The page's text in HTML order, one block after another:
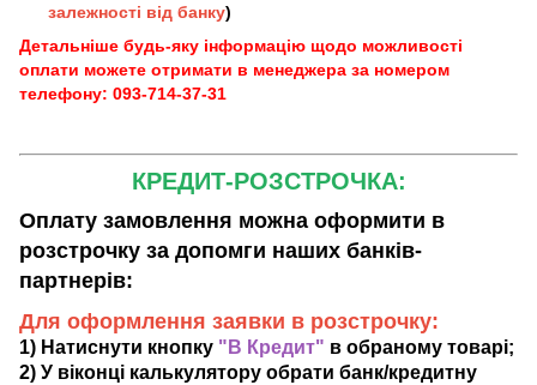
залежності від банку)
Детальніше будь-яку інформацію щодо можливості
оплати можете отримати в менеджера за номером
телефону: 093-714-37-31
КРЕДИТ-РОЗСТРОЧКА:
Оплату замовлення можна оформити в
розстрочку за допомги наших банків-
партнерів:
Для оформлення заявки в розстрочку:
1) Натиснути кнопку "В Кредит" в обраному товарі;
2) У віконці калькулятору обрати банк/кредитну